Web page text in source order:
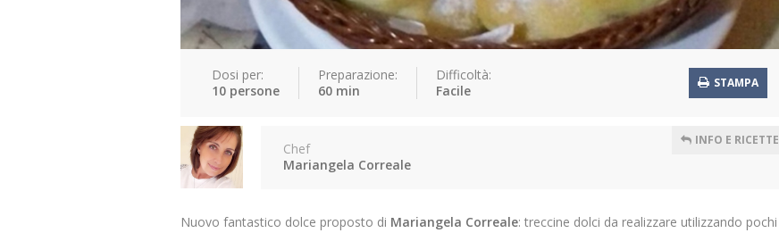
Dosi per:
10 persone
Preparazione:
60 min
Difficoltà:
Facile
STAMPA
Chef
Mariangela Correale
INFO E RICETTE
Nuovo fantastico dolce proposto di Mariangela Correale: treccine dolci da realizzare utilizzando pochi